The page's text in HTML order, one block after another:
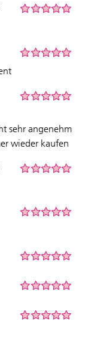
sehr angenehm
wieder kaufen